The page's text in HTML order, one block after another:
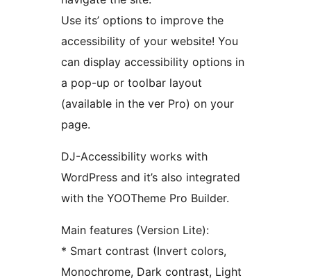
Use its’ options to improve the
accessibility of your website! You
can display accessibility options in
a pop-up or toolbar layout
(available in the ver Pro) on your
page.
DJ-Accessibility works with
WordPress and it’s also integrated
with the YOOTheme Pro Builder.
Main features (Version Lite):
* Smart contrast (Invert colors,
Monochrome, Dark contrast, Light